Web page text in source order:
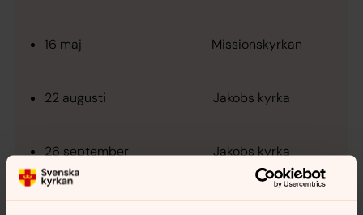
16 maj Missionskyrkan
22 augusti Jakobs kyrka
26 september Jakobs kyrka
24 oktober Baptistkyrkan